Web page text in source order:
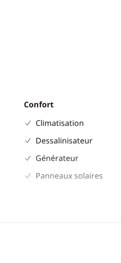
Confort
Climatisation
Dessalinisateur
Générateur
Panneaux solaires